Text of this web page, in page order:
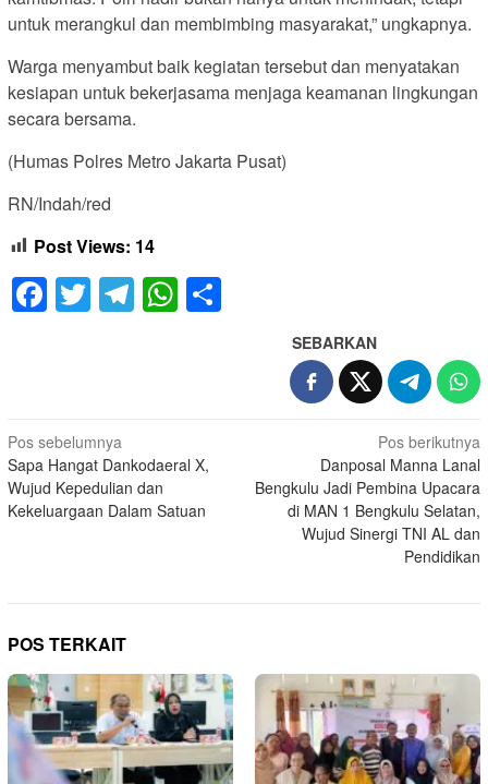
untuk merangkul dan membimbing masyarakat,” ungkapnya.
Warga menyambut baik kegiatan tersebut dan menyatakan
kesiapan untuk bekerjasama menjaga keamanan lingkungan
secara bersama.
(Humas Polres Metro Jakarta Pusat)
RN/Indah/red
Post Views: 14
Facebook
TwitterTelegram
WhatsApp
SEBARKAN
Navigasi
pos
Pos sebelumnya
Sapa Hangat Dankodaeral X,
Wujud Kepedulian dan
Kekeluargaan Dalam Satuan
Pos berikutnya
Danposal Manna Lanal
Bengkulu Jadi Pembina Upacara
di MAN 1 Bengkulu Selatan,
Wujud Sinergi TNI AL dan
Pendidikan
POS TERKAIT